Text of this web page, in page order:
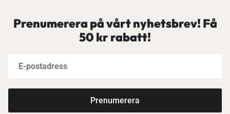
Prenumerera på vårt nyhetsbrev! Få
50 kr rabatt!
Prenumerera